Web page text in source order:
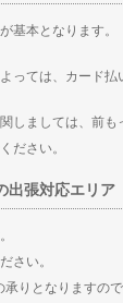
基本となります。
っては、カード払
しましては、前
ださい。
出張対応エリア
さい。
りとなりますの